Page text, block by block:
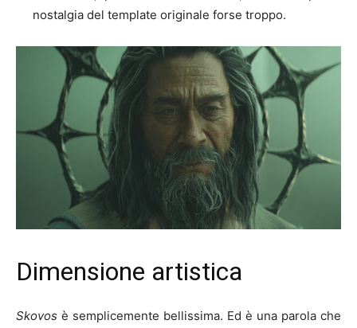
nostalgia del template originale forse troppo.
Dimensione artistica
Skovos è semplicemente bellissima. Ed è una parola che